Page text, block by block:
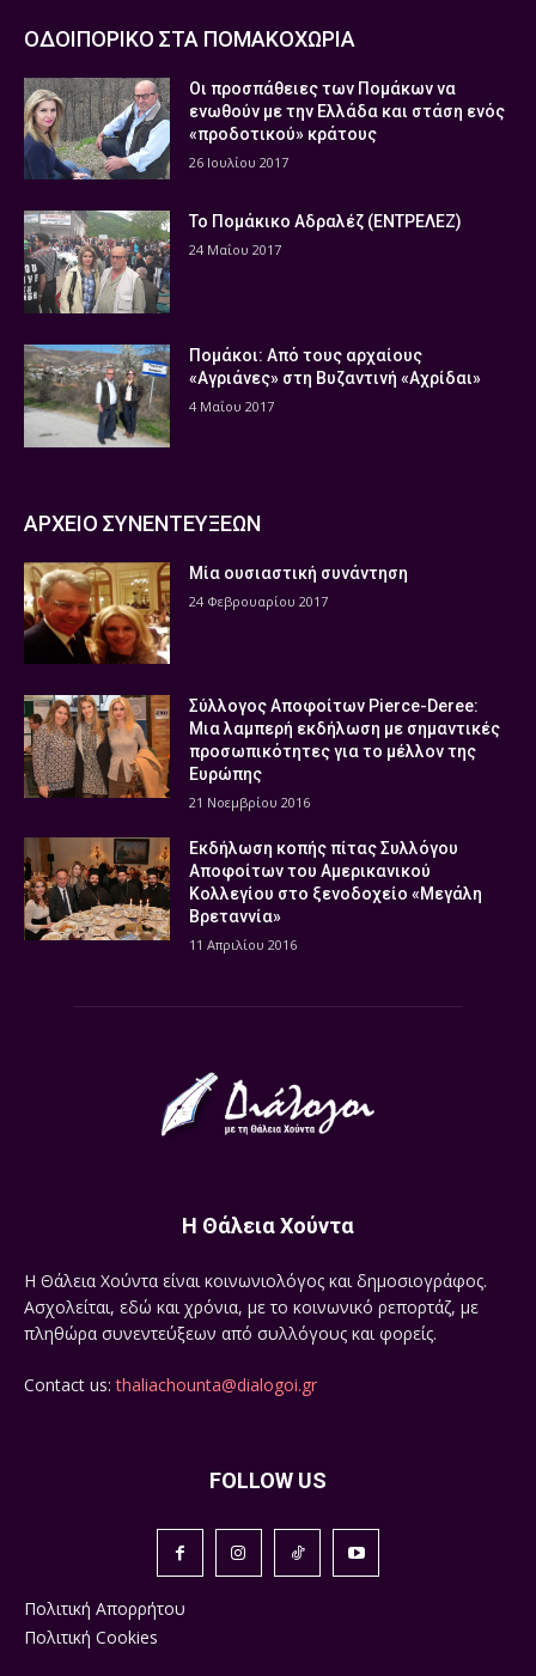
ΟΔΟΙΠΟΡΙΚΟ ΣΤΑ ΠΟΜΑΚΟΧΩΡΙΑ
Οι προσπάθειες των Πομάκων να
ενωθούν με την Ελλάδα και στάση ενός
«προδοτικού» κράτους
26 Ιουλίου 2017
Το Πομάκικο Αδραλέζ (ΕΝΤΡΕΛΕΖ)
24 Μαΐου 2017
Πομάκοι: Από τους αρχαίους
«Αγριάνες» στη Βυζαντινή «Αχρίδαι»
4 Μαΐου 2017
ΑΡΧΕΙΟ ΣΥΝΕΝΤΕΥΞΕΩΝ
Μία ουσιαστική συνάντηση
24 Φεβρουαρίου 2017
Σύλλογος Αποφοίτων Pierce-Deree:
Μια λαμπερή εκδήλωση με σημαντικές
προσωπικότητες για το μέλλον της
Ευρώπης
21 Νοεμβρίου 2016
Εκδήλωση κοπής πίτας Συλλόγου
Αποφοίτων του Αμερικανικού
Κολλεγίου στο ξενοδοχείο «Μεγάλη
Βρεταννία»
11 Απριλίου 2016
Η Θάλεια Χούντα
Η Θάλεια Χούντα είναι κοινωνιολόγος και δημοσιογράφος.
Ασχολείται, εδώ και χρόνια, με το κοινωνικό ρεπορτάζ, με
πληθώρα συνεντεύξεων από συλλόγους και φορείς.
Contact us:thaliachounta@dialogoi.gr
FOLLOW US
Πολιτική Απορρήτου
Πολιτική Cookies